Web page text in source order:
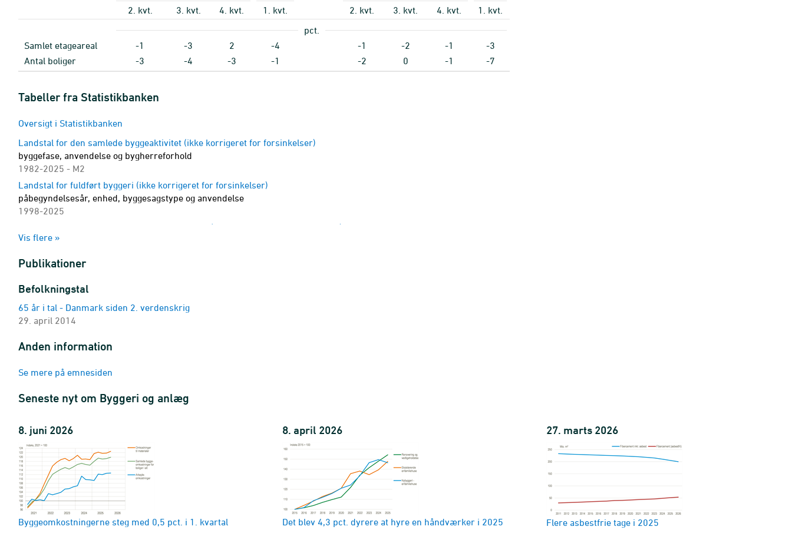
2. kvt.
3. kvt. 4. kvt. 1. kvt. 2. kvt. 3. kvt. 4. kvt.
1. kvt.
pct.
Samlet etageareal
-1 -3 2 -4 -1 -2 -1
-3
Antal boliger
-3 -4 -3 -1 -2 0 -1 -7
Tabeller fra Statistikbanken
Oversigt i Statistikbanken
Landstal for den samlede byggeaktivitet (ikke korrigeret for forsinkelser)
byggefase, anvendelse og bygherreforhold
1982-2025 - M2
Landstal for fuldført byggeri (ikke korrigeret for forsinkelser)
påbegyndelsesår, enhed, byggesagstype og anvendelse
1998-2025
Landstal for boliger i det samlede boligbyggeri (ikke korrigeret for forsinkelser)
byggefase, anvendelse og bygherreforhold
Den samlede byggeaktivitet (historisk oversigt)
byggefase og anvendelse
1939-2025 - M2
Det samlede boligbyggeri (historisk oversigt)
byggefase og anvendelse
byggefase og bygherreforhold
1917-2025 - Antal
Gennemsnitligt samlet areal i nyopførte boliger (historisk oversigt)
Den samlede byggeaktivitet (ikke korrigeret for forsinkelser)
område, byggefase, anvendelse og bygherreforhold
2006K1-2026K1 - M2
Fuldført byggeri (ikke korrigeret for forsinkelser)
område, enhed, påbegyndelsesår, byggesagstype og anvendelse
2006K1-2026K1
Boliger i det samlede boligbyggeri (ikke korrigeret for forsinkelser)
Vis flere »
Publikationer
Befolkningstal
65 år i tal - Danmark siden 2. verdenskrig
29. april 2014
Anden information
Se mere på emnesiden
Seneste nyt om Byggeri og anlæg
8. juni 2026
Byggeomkostningerne steg med 0,5 pct. i 1. kvartal
8. april 2026
Det blev 4,3 pct. dyrere at hyre en håndværker i 2025
27. marts 2026
Flere asbestfrie tage i 2025